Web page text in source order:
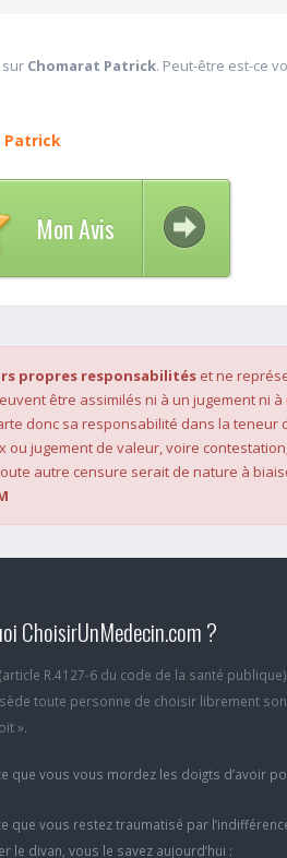
Chomarat Patrick. Peut-être est-ce
Patrick
Mon Avis
propres responsabilités et ne
être assimilés ni à un jugement ni
donc sa responsabilité dans la teneur
jugement de valeur, voire
autre censure serait de nature à
ChoisirUnMedecin.com ?
R.4127-6 du code de la santé
toute personne de choisir librement
».
que vous vous mordez les doigts d’avoir
que vous restez traumatisé par
le divan, vous le savez aujourd’hui :